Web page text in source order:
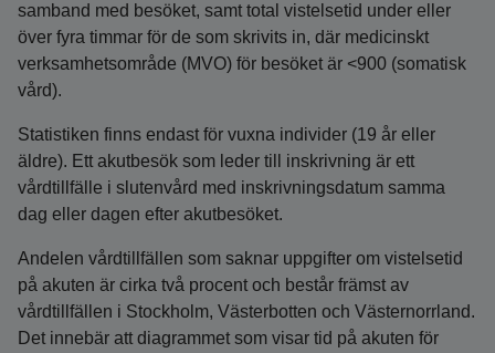
samband med besöket, samt total vistelsetid under eller
över fyra timmar för de som skrivits in, där medicinskt
verksamhetsområde (MVO) för besöket är <900 (somatisk
vård).
Statistiken finns endast för vuxna individer (19 år eller
äldre). Ett akutbesök som leder till inskrivning är ett
vårdtillfälle i slutenvård med inskrivningsdatum samma
dag eller dagen efter akutbesöket.
Andelen vårdtillfällen som saknar uppgifter om vistelsetid
på akuten är cirka två procent och består främst av
vårdtillfällen i Stockholm, Västerbotten och Västernorrland.
Det innebär att diagrammet som visar tid på akuten för